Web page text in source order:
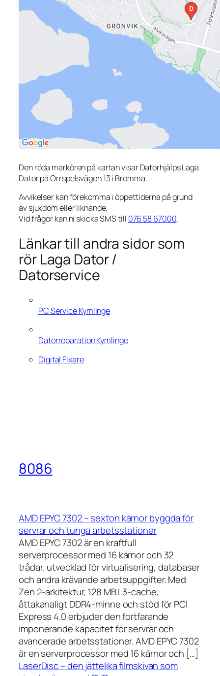
Den röda markören på kartan visar Datorhjälps Laga
Dator på Orrspelsvägen 13 i Bromma.
Avvikelser kan förekomma i öppettiderna på grund
av sjukdom eller liknande.
Vid frågor kan ni skicka SMS till 076 58 67000.
Länkar till andra sidor som
rör Laga Dator /
Datorservice
PC Service Kymlinge
Datorreparation Kymlinge
Digital Fixare
8086
AMD EPYC 7302 – sexton kärnor byggda för
servrar och tunga arbetsstationer
AMD EPYC 7302 är en kraftfull
serverprocessor med 16 kärnor och 32
trådar, utvecklad för virtualisering, databaser
och andra krävande arbetsuppgifter. Med
Zen 2-arkitektur, 128 MB L3-cache,
åttakanaligt DDR4-minne och stöd för PCI
Express 4.0 erbjuder den fortfarande
imponerande kapacitet för servrar och
avancerade arbetsstationer. AMD EPYC 7302
är en serverprocessor med 16 kärnor och […]
LaserDisc – den jättelika filmskivan som